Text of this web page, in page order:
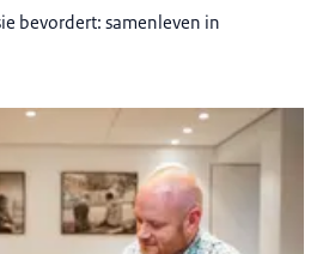
bevordert: samenleven in